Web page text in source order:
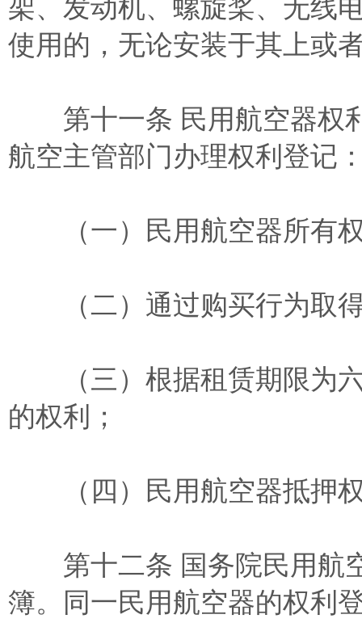
架、发动机、螺旋桨、无线
使用的，无论安装于其上或
第十一条 民用航空器权
航空主管部门办理权利登记
（一）民用航空器所有
（二）通过购买行为取得
（三）根据租赁期限为六
的权利；
（四）民用航空器抵押
第十二条 国务院民用航
簿。同一民用航空器的权利